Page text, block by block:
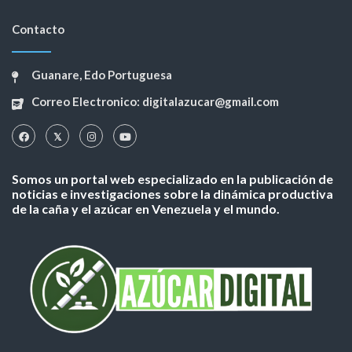
Contacto
Guanare, Edo Portuguesa
Correo Electronico: digitalazucar@gmail.com
Somos un portal web especializado en la publicación de
noticias e investigaciones sobre la dinámica productiva
de la caña y el azúcar en Venezuela y el mundo.